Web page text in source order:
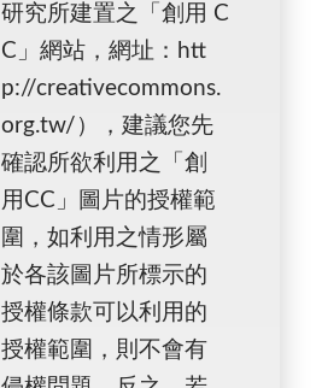
研究所建置之「創用 C
C」網站，網址：htt
p://creativecommons.
org.tw/），建議您先
確認所欲利用之「創
用CC」圖片的授權範
圍，如利用之情形屬
於各該圖片所標示的
授權條款可以利用的
授權範圍，則不會有